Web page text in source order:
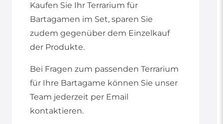
Kaufen Sie Ihr Terrarium für
Bartagamen im Set, sparen Sie
zudem gegenüber dem Einzelkauf
der Produkte.
Bei Fragen zum passenden Terrarium
für Ihre Bartagame können Sie unser
Team jederzeit per Email
kontaktieren.